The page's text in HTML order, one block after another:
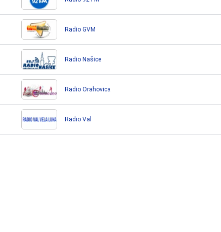
Radio GVM
Radio Našice
Radio Orahovica
Radio Val